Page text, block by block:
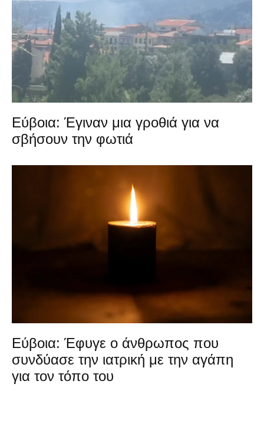
Εύβοια: Έγιναν μια γροθιά για να
σβήσουν την φωτιά
Εύβοια: Έφυγε ο άνθρωπος που
συνδύασε την ιατρική με την αγάπη
για τον τόπο του